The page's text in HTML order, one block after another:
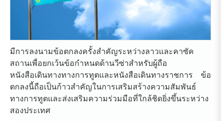
มีการลงนามข้อตกลงครั้งสำคัญระหว่างลาวและคาซัค
สถานเพื่อยกเว้นข้อกำหนดด้านวีซ่าสำหรับผู้ถือ
หนังสือเดินทางทางการทูตและหนังสือเดินทางราชการ ข้อ
ตกลงนี้ถือเป็นก้าวสำคัญในการเสริมสร้างความสัมพันธ์
ทางการทูตและส่งเสริมความร่วมมือที่ใกล้ชิดยิ่งขึ้นระหว่าง
สองประเทศ